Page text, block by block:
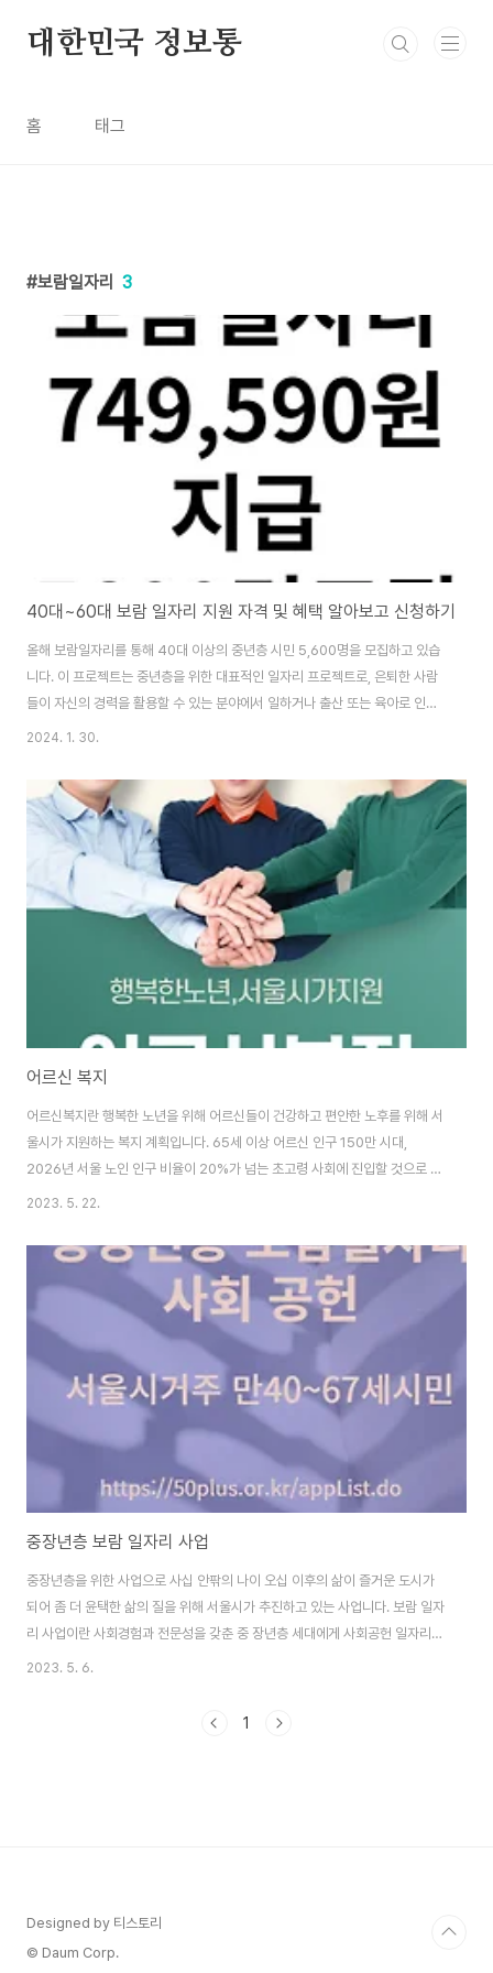
대한민국 정보통
홈 태그
보람일자리 3
40대~60대 보람 일자리 지원 자격 및 혜택 알아보고 신청하기
올해 보람일자리를 통해 40대 이상의 중년층 시민 5,600명을 모집하고 있습
니다. 이 프로젝트는 중년층을 위한 대표적인 일자리 프로젝트로, 은퇴한 사람
들이 자신의 경력을 활용할 수 있는 분야에서 일하거나 출산 또는 육아로 인해
경력이 중단된 여성들에게 적합한 일자리를 제공하는데요. 이번해에는 보람일
잘에 대해 알아보겠습니다. 모집일정과 분야별 채용정보 2024 서울시 보람일
자리 사업 1차 공동모집안내 ○ 활동기간 (교육·안전) 2024년 3월 4일 ~ 1월
31일(8개월) ※ 학교의 경우 학교별 방학기간 1개월 포함하여 11월 29일까지
(8개월 동일) (장애인 지원) 2024년 3월 18일 ~ 11월 29일(8개월) ※ 시작 -
..
2024. 1. 30.
어르신 복지
어르신복지란 행복한 노년을 위해 어르신들이 건강하고 편안한 노후를 위해 서
울시가 지원하는 복지 계획입니다. 65세 이상 어르신 인구 150만 시대,
2026년 서울 노인 인구 비율이 20%가 넘는 초고령 사회에 진입할 것으로 예
상된다고 합니다. 즉 3명 중 1명이 어르신 인구로 분류되고 있는 것입니다. 이
의무가 되었습니다. 이에 서울시는 2012년부터 본격적으로 은퇴하기 시작한
베이비부머를 위한 '서울이 50 플러스 재단 및 센터(구, 인생이모작지원센터)
를 만드는 등 현재 서울이 직면한 실정에 부합하고, 매년 5~6만 명씩 어르신
인구에 유입 중인 신노년층 인구까지 아우르는 어르신대책을 마련했습니다. 특
히 시는 기존의 지역자원..
2023. 5. 22.
중장년층 보람 일자리 사업
중장년층을 위한 사업으로 사십 안팎의 나이 오십 이후의 삶이 즐거운 도시가
되어 좀 더 윤택한 삶의 질을 위해 서울시가 추진하고 있는 사업니다. 보람 일자
리 사업이란 사회경험과 전문성을 갖춘 중 장년층 세대에게 사회공헌 일자리를
제공하여 지속적인 사회참여 기회를 확대하고 안정된 노후 생활을 지원합니다.
◆사업범위: 7대 분야(복지, 안전, 교육/보육, 문화/예술, 환경, 경제, 지역특화
2023. 5. 6.
1
Designed by 티스토리
© Daum Corp.